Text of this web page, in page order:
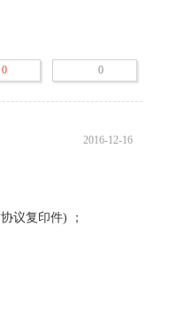
0 0
2016-12-16
议复印件) ；